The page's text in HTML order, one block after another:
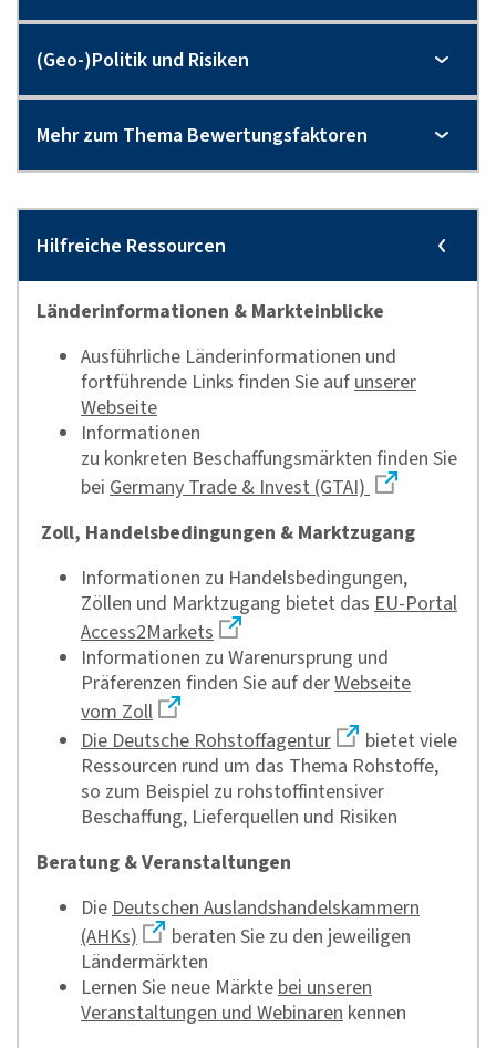
Länderinformationen & Markteinblicke
Ausführliche Länderinformationen und
fortführende Links finden Sie auf unserer
Webseite
Informationen
zu konkreten Beschaffungsmärkten finden Sie
bei Germany Trade & Invest (GTAI)
Zoll, Handelsbedingungen & Marktzugang
Informationen zu Handelsbedingungen,
Zöllen und Marktzugang bietet das EU-Portal
Access2Markets
Informationen zu Warenursprung und
Präferenzen finden Sie auf derWebseite
vom Zoll
Die Deutsche Rohstoffagentur
bietet viele
Ressourcen rund um das Thema Rohstoffe,
so zum Beispiel zu rohstoffintensiver
Beschaffung, Lieferquellen und Risiken
Beratung & Veranstaltungen
Die Deutschen Auslandshandelskammern
(AHKs)
beraten Sie zu den jeweiligen
Ländermärkten
Lernen Sie neue Märkte bei unseren
Veranstaltungen und Webinaren kennen